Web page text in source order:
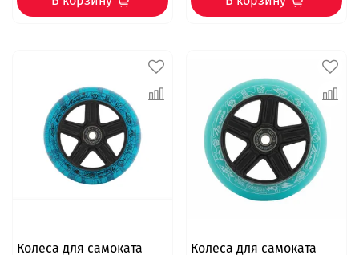
Колеса для самоката
Колеса для самоката